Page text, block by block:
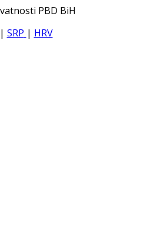
PBD BiH
| SRP | HRV